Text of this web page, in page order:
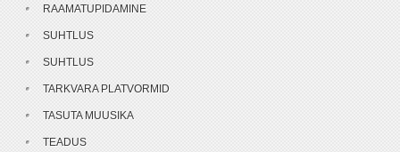
RAAMATUPIDAMINE
SUHTLUS
SUHTLUS
TARKVARA PLATVORMID
TASUTA MUUSIKA
TEADUS